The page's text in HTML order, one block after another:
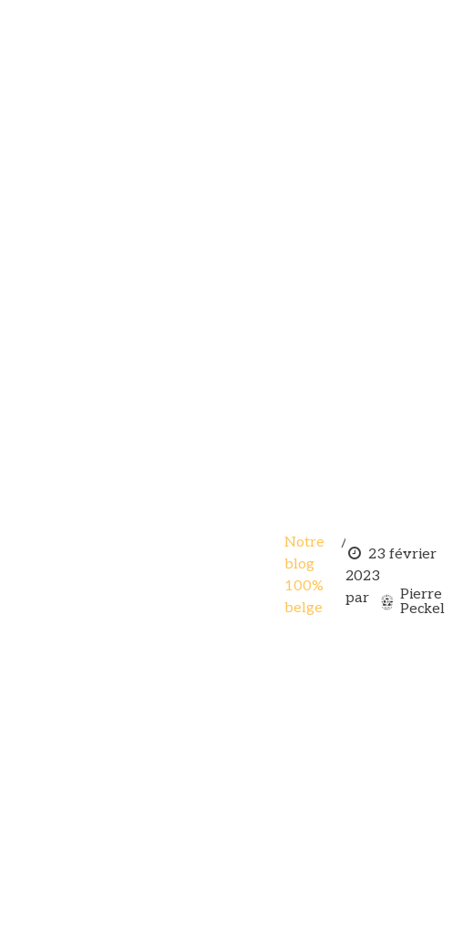
Notre
blog
100%
belge
23 février
2023
par
Pierre
Peckel